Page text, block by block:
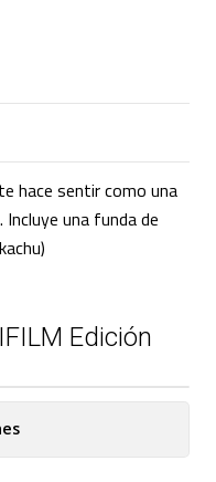
hace sentir como una
una funda de
Edición